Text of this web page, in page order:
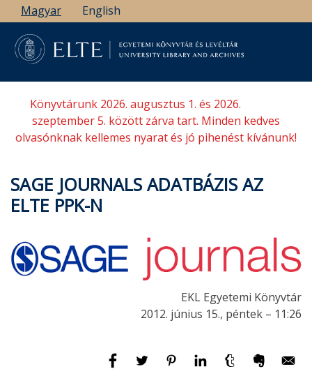
Ugrás
a
tartalomra
Magyar English
Könyvtárunk 2026. augusztus 1. és 2026.
szeptember 5. között zárva tart. Minden kedves
olvasónknak kellemes nyarat és jó pihenést kívánunk!
SAGE JOURNALS ADATBÁZIS AZ
ELTE PPK-N
EKL Egyetemi Könyvtár
2012. június 15., péntek – 11:26